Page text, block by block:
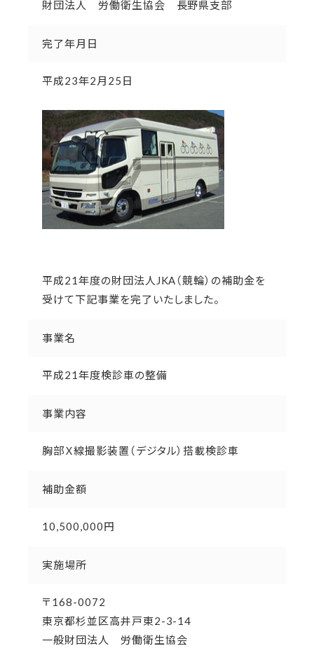
財団法人 労働衛生協会 長野県支部
完了年月日
平成23年2月25日
平成21年度の財団法人JKA（競輪）の補助金を
受けて下記事業を完了いたしました。
事業名
平成21年度検診車の整備
事業内容
胸部Ｘ線撮影装置（デジタル）搭載検診車
補助金額
10,500,000円
実施場所
〒168-0072
東京都杉並区高井戸東2-3-14
一般財団法人 労働衛生協会